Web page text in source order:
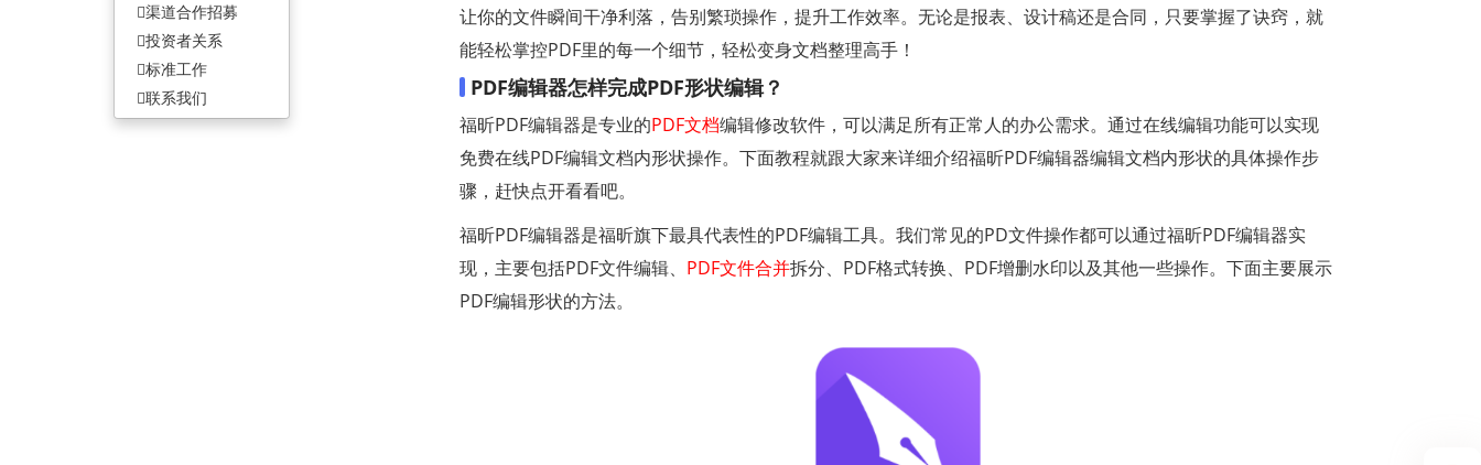
渠道合作招募
投资者关系
标准工作
联系我们
让你的文件瞬间干净利落，告别繁琐操作，提升工作效率。无论是报表、设计稿还是合同，只要掌握了诀窍，就
能轻松掌控PDF里的每一个细节，轻松变身文档整理高手！
PDF编辑器怎样完成PDF形状编辑？
福昕PDF编辑器是专业的PDF文档编辑修改软件，可以满足所有正常人的办公需求。通过在线编辑功能可以实现
免费在线PDF编辑文档内形状操作。下面教程就跟大家来详细介绍福昕PDF编辑器编辑文档内形状的具体操作步
骤，赶快点开看看吧。
福昕PDF编辑器是福昕旗下最具代表性的PDF编辑工具。我们常见的PD文件操作都可以通过福昕PDF编辑器实
现，主要包括PDF文件编辑、 PDF文件合并拆分、PDF格式转换、PDF增删水印以及其他一些操作。下面主要展示
PDF编辑形状的方法。